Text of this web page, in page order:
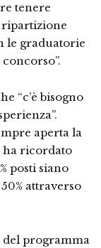
tenere
ripartizione
le graduatorie
“c’è bisogno
aperta la
ha ricordato
posti siano
attraverso
del programma